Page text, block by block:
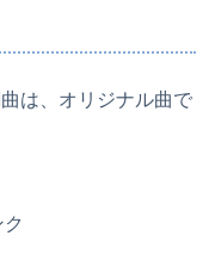
は、オリジナル曲で